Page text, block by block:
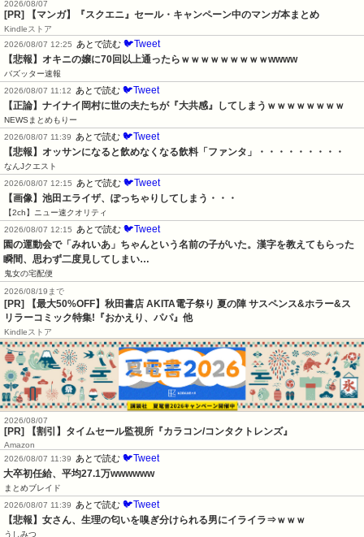
2026/08/07
[PR] 【マンガ】『スクエニ』セール・キャンペーン中のマンガ本まとめ
Kindleストア
2026/08/07 12:25
あとで読む 🐦Tweet
【悲報】オキニの嬢に70回以上通ったらｗｗｗｗｗｗｗｗｗwwww
バズッター速報
2026/08/07 11:12
あとで読む 🐦Tweet
【正論】ナイナイ岡村に世の夫たちが『大共感』してしまうｗｗｗｗｗｗｗｗ
NEWSまとめもりー
2026/08/07 11:39
あとで読む 🐦Tweet
【悲報】オッサンになると飲めなくなる飲料「ファンタ」・・・・・・・・・
なんJクエスト
2026/08/07 12:15
あとで読む 🐦Tweet
【画像】池田エライザ、ぽっちゃりしてしまう・・・
【2ch】ニュー速クオリティ
2026/08/07 12:15
あとで読む 🐦Tweet
園の運動会で「みれいあ」ちゃんという名前の子がいた。漢字を教えてもらった
瞬間、思わず二度見してしまい…
鬼女の宅配便
2026/08/19まで
[PR] 【最大50%OFF】秋田書店 AKITA電子祭り 夏の陣 サスペンス&ホラー&ス
リラーコミック特集!『おかえり、パパ』他
Kindleストア
2026/08/07
[PR] 【割引】タイムセール監視所『カラコン/コンタクトレンズ』
Amazon
2026/08/07 11:39
あとで読む 🐦Tweet
大卒初任給、平均27.1万wwwwww
まとめブレイド
2026/08/07 11:39
あとで読む 🐦Tweet
【悲報】女さん、生理の匂いを嗅ぎ分けられる男にイライラ⇒ｗｗｗ
うしみつ